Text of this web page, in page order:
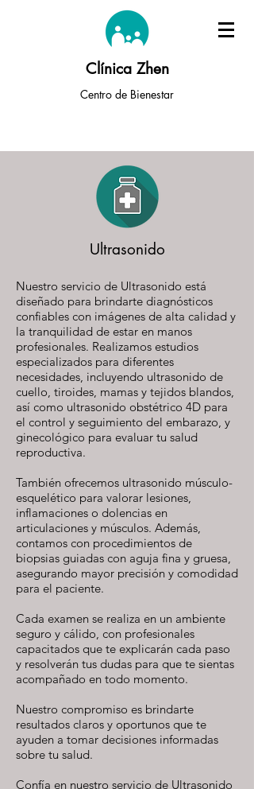
Clínica Zhen
Centro de Bienestar
Ultrasonido
Nuestro servicio de Ultrasonido está
diseñado para brindarte diagnósticos
confiables con imágenes de alta calidad y
la tranquilidad de estar en manos
profesionales. Realizamos estudios
especializados para diferentes
necesidades, incluyendo ultrasonido de
cuello, tiroides, mamas y tejidos blandos,
así como ultrasonido obstétrico 4D para
el control y seguimiento del embarazo, y
ginecológico para evaluar tu salud
reproductiva.
También ofrecemos ultrasonido músculo-
esquelético para valorar lesiones,
inflamaciones o dolencias en
articulaciones y músculos. Además,
contamos con procedimientos de
biopsias guiadas con aguja fina y gruesa,
asegurando mayor precisión y comodidad
para el paciente.
Cada examen se realiza en un ambiente
seguro y cálido, con profesionales
capacitados que te explicarán cada paso
y resolverán tus dudas para que te sientas
acompañado en todo momento.
Nuestro compromiso es brindarte
resultados claros y oportunos que te
ayuden a tomar decisiones informadas
sobre tu salud.
Confía en nuestro servicio de Ultrasonido